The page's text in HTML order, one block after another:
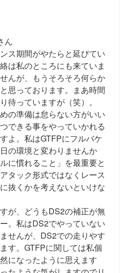
ん
ス期間がやたらと延びてい
は私のところにも来ていま
んが、もうそろそろ何らか
思っております。まあ時間
待っていますが（笑）。
の準備は怠らない方がいい
できる事をやっていかれる
よ。私はGTFPにフルバケ
の環境と変わりませんか
に慣れること」を最重要と
タック形式ではなくレース
抜くかを考えないといけな
が、どうもDS2の補正が無
。私はDS2でやっていない
せんが、DS2での走りやす
す。GTFPに関しては私個
になったように思えます